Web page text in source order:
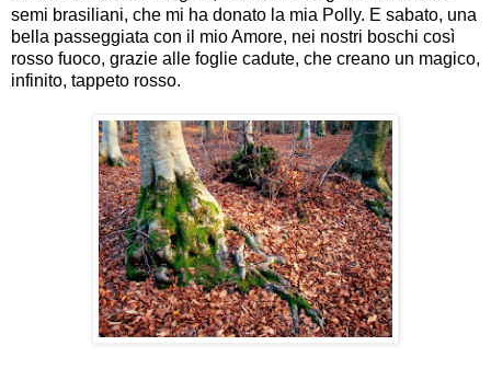
semi brasiliani, che mi ha donato la mia Polly. E sabato, una
bella passeggiata con il mio Amore, nei nostri boschi così
rosso fuoco, grazie alle foglie cadute, che creano un magico,
infinito, tappeto rosso.